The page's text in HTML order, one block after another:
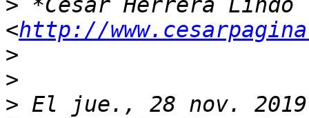
> *César Herrera Lindo
<http://
>
>
> El jue., 28 nov.